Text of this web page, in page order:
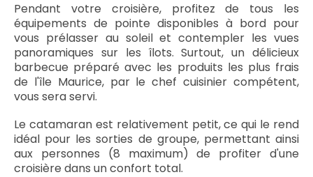
Pendant votre croisière, profitez de tous les
équipements de pointe disponibles à bord pour
vous prélasser au soleil et contempler les vues
panoramiques sur les îlots. Surtout, un délicieux
barbecue préparé avec les produits les plus frais
de l'île Maurice, par le chef cuisinier compétent,
vous sera servi.
Le catamaran est relativement petit, ce qui le rend
idéal pour les sorties de groupe, permettant ainsi
aux personnes (8 maximum) de profiter d'une
croisière dans un confort total.